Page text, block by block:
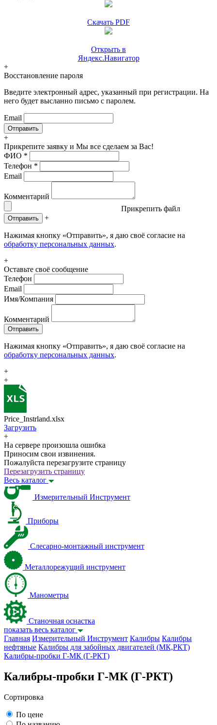
Скачать PDF
Открыть в
Яндекс.Навигатор
+
Восстановление пароля
Введите электронный адрес, указанный при регистрации. На
него будет высланно письмо с паролем.
Email
+
Прикрепите заявку и Мы все сделаем за Вас!
ФИО *
Телефон *
Email
Комментарий
Прикрепить файл
Отправить +
Нажимая кнопку «Отправить», я даю своё согласие на
обработку персональных данных.
+
Оставьте своё сообщение
Телефон
Email
Имя/Компания
Комментарий
Отправить
Нажимая кнопку «Отправить», я даю своё согласие на
обработку персональных данных.
+
+
Price_Instrland.xlsx
Загрузить
+
На сервере произошла ошибка
Приносим свои извинения.
Пожалуйста перезагрузите страницу
Перезагрузить страницу
Весь каталог
Измерительный Инструмент
Приборы
Слесарно-монтажный инструмент
Металлорежущий инструмент
Манометры
Станочная оснастка
показать весь каталог
Главная Измерительный Инструмент Калибры Калибры
нефтяные Калибры для забойных двигателей (МК,РКТ)
Калибры-пробки Г-МК (Г-РКТ)
Калибры-пробки Г-МК (Г-РКТ)
Сортировка
По цене